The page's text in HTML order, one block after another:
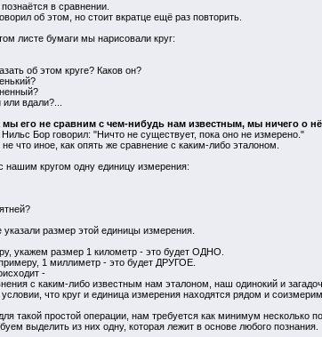
в сравнении.
об этом, но стоит вкратце ещё раз повторить.
листе бумаги мы нарисовали круг:
об этом круге? Каков он?
вдали?...
мы его не сравним с чем-нибудь нам известным, мы ничего о
Бор говорил: "Ничто не существует, пока оно не измерено."
что иное, как опять же сравнение с каким-либо эталоном.
нашим кругом одну единицу измерения:
размер этой единицы измерения.
укажем размер 1 километр - это будет ОДНО.
1 миллиметр - это будет ДРУГОЕ.
-
с каким-либо известным нам эталоном, наш одинокий и
что круг и единица измерения находятся рядом и
такой простой операции, нам требуется как минимум несколько
выделить из них одну, которая лежит в основе любого познания.